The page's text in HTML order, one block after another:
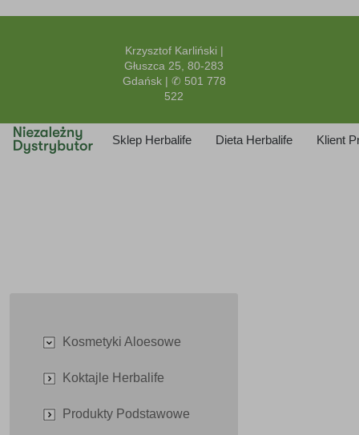
Krzysztof Karliński |
Głuszca 25, 80-283
Gdańsk | ✆ 501 778
522
Sklep Herbalife Dieta Herbalife Klient
Kosmetyki Aloesowe
Koktajle Herbalife
Produkty Podstawowe